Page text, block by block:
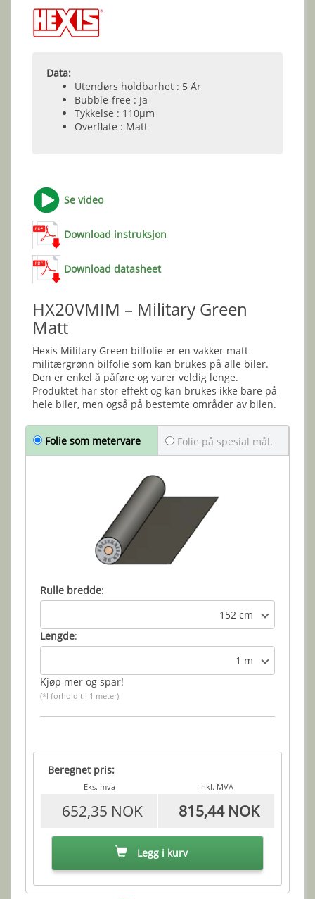
Data:
Utendørs holdbarhet : 5 År
Bubble-free : Ja
Tykkelse : 110µm
Overflate : Matt
Se video
Download instruksjon
Download datasheet
HX20VMIM – Military Green
Matt
Hexis Military Green bilfolie er en vakker matt
militærgrønn bilfolie som kan brukes på alle biler.
Den er enkel å påføre og varer veldig lenge.
Produktet har stor effekt og kan brukes ikke bare på
hele biler, men også på bestemte områder av bilen.
Folie som metervare Folie på spesial mål.
Rulle bredde:
152 cm
Lengde:
1 m
Kjøp mer og spar!
(*I forhold til 1 meter)
Beregnet pris:
Eks. mva Inkl. MVA
652,35 NOK 815,44 NOK
Legg i kurv